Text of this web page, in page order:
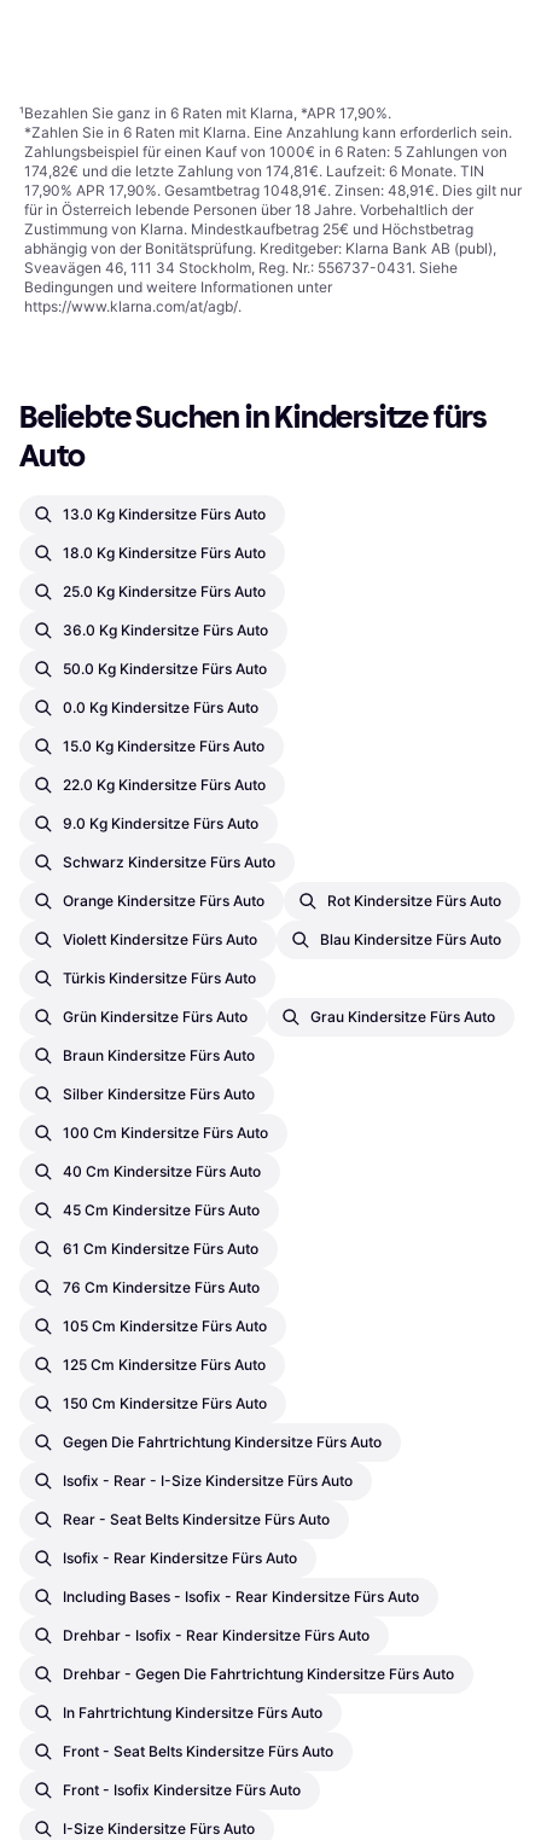
¹Bezahlen Sie ganz in 6 Raten mit Klarna, *APR 17,90%.
*Zahlen Sie in 6 Raten mit Klarna. Eine Anzahlung kann erforderlich sein.
Zahlungsbeispiel für einen Kauf von 1000€ in 6 Raten: 5 Zahlungen von
174,82€ und die letzte Zahlung von 174,81€. Laufzeit: 6 Monate. TIN
17,90% APR 17,90%. Gesamtbetrag 1048,91€. Zinsen: 48,91€. Dies gilt nur
für in Österreich lebende Personen über 18 Jahre. Vorbehaltlich der
Zustimmung von Klarna. Mindestkaufbetrag 25€ und Höchstbetrag
abhängig von der Bonitätsprüfung. Kreditgeber: Klarna Bank AB (publ),
Sveavägen 46, 111 34 Stockholm, Reg. Nr.: 556737-0431. Siehe
Bedingungen und weitere Informationen unter
https://www.klarna.com/at/agb/.
Beliebte Suchen in Kindersitze fürs
Auto
13.0 Kg Kindersitze Fürs Auto
18.0 Kg Kindersitze Fürs Auto
25.0 Kg Kindersitze Fürs Auto
36.0 Kg Kindersitze Fürs Auto
50.0 Kg Kindersitze Fürs Auto
0.0 Kg Kindersitze Fürs Auto
15.0 Kg Kindersitze Fürs Auto
22.0 Kg Kindersitze Fürs Auto
9.0 Kg Kindersitze Fürs Auto
Schwarz Kindersitze Fürs Auto
Orange Kindersitze Fürs Auto Rot Kindersitze Fürs Auto
Violett Kindersitze Fürs Auto Blau Kindersitze Fürs Auto
Türkis Kindersitze Fürs Auto
Grün Kindersitze Fürs Auto Grau Kindersitze Fürs Auto
Braun Kindersitze Fürs Auto
Silber Kindersitze Fürs Auto
100 Cm Kindersitze Fürs Auto
40 Cm Kindersitze Fürs Auto
45 Cm Kindersitze Fürs Auto
61 Cm Kindersitze Fürs Auto
76 Cm Kindersitze Fürs Auto
105 Cm Kindersitze Fürs Auto
125 Cm Kindersitze Fürs Auto
150 Cm Kindersitze Fürs Auto
Gegen Die Fahrtrichtung Kindersitze Fürs Auto
Isofix - Rear - I-Size Kindersitze Fürs Auto
Rear - Seat Belts Kindersitze Fürs Auto
Isofix - Rear Kindersitze Fürs Auto
Including Bases - Isofix - Rear Kindersitze Fürs Auto
Drehbar - Isofix - Rear Kindersitze Fürs Auto
Drehbar - Gegen Die Fahrtrichtung Kindersitze Fürs Auto
In Fahrtrichtung Kindersitze Fürs Auto
Front - Seat Belts Kindersitze Fürs Auto
Front - Isofix Kindersitze Fürs Auto
I-Size Kindersitze Fürs Auto